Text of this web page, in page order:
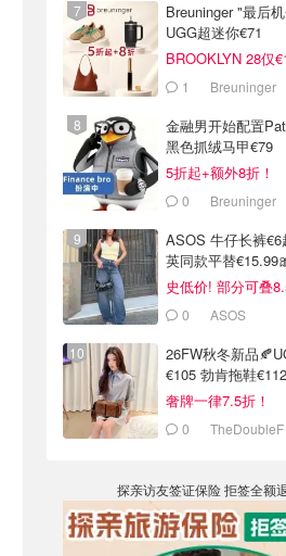
Breuninger "最后
UGG超迷你€71
BROOKLYN 28仅
1 Breuninger
金融男开始配置
黑色抓绒马甲€79
5折起+额外8折！
0 Breuninger
ASOS 牛仔长裤
英同款平替
史低价! 部分可叠
0 ASOS
26FW秋冬新品
€105 勃肯拖鞋€112
奢牌一律7.5折！
0 TheDoubleF
探亲访友签证保险 拒签全额